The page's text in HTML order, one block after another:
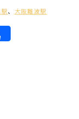
、 大阪難波駅